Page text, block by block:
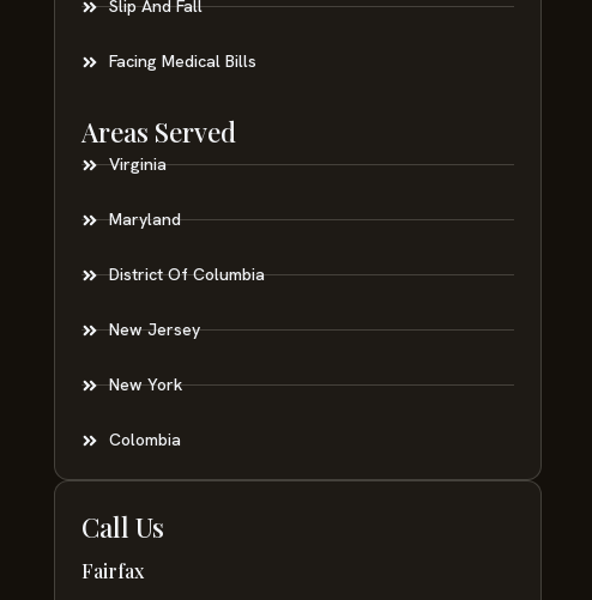
Slip And Fall
Facing Medical Bills
Areas Served
Virginia
Maryland
District Of Columbia
New Jersey
New York
Colombia
Call Us
Fairfax